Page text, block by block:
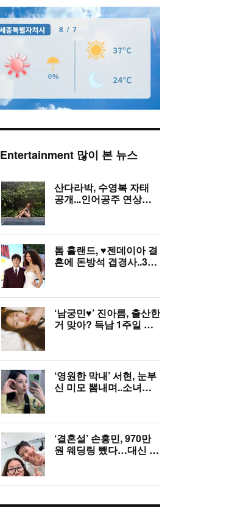
Mute
Entertainment 많이 본 뉴스
산다라박, 수영복 자태
공개...인어공주 연상케
톰 홀랜드, ♥︎젠데이아 결
혼에 돈방석 겹경사..350
‘남궁민♥’ 진아름, 출산한
거 맞아? 득남 1주일 만
‘영원한 막내’ 서현, 눈부
신 미모 뽐내며..소녀시
‘결혼설’ 손흥민, 970만
원 웨딩링 뺐다…대신 왼